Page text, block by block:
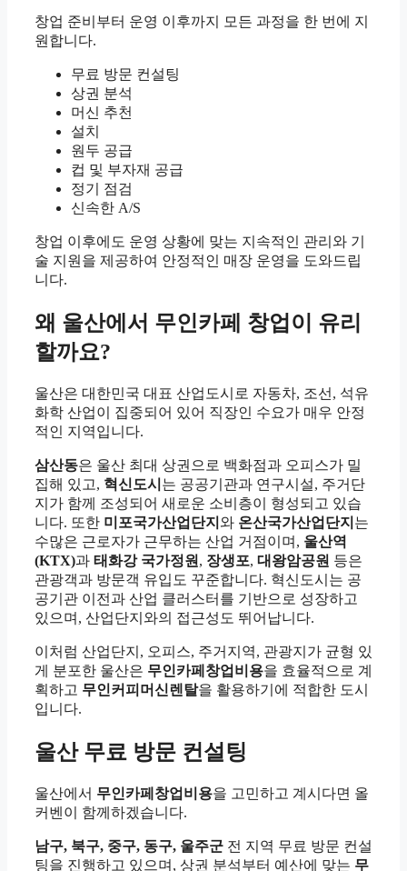
창업 준비부터 운영 이후까지 모든 과정을 한 번에 지
원합니다.
무료 방문 컨설팅
상권 분석
머신 추천
설치
원두 공급
컵 및 부자재 공급
정기 점검
신속한 A/S
창업 이후에도 운영 상황에 맞는 지속적인 관리와 기
술 지원을 제공하여 안정적인 매장 운영을 도와드립
니다.
왜 울산에서 무인카페 창업이 유리
할까요?
울산은 대한민국 대표 산업도시로 자동차, 조선, 석유
화학 산업이 집중되어 있어 직장인 수요가 매우 안정
적인 지역입니다.
삼산동은 울산 최대 상권으로 백화점과 오피스가 밀
집해 있고, 혁신도시 는 공공기관과 연구시설, 주거단
지가 함께 조성되어 새로운 소비층이 형성되고 있습
니다. 또한 미포국가산업단지 와 온산국가산업단지 는
수많은 근로자가 근무하는 산업 거점이며, 울산역
(KTX)과 태화강 국가정원 , 장생포, 대왕암공원 등은
관광객과 방문객 유입도 꾸준합니다. 혁신도시는 공
공기관 이전과 산업 클러스터를 기반으로 성장하고
있으며, 산업단지와의 접근성도 뛰어납니다.
이처럼 산업단지, 오피스, 주거지역, 관광지가 균형 있
게 분포한 울산은 무인카페창업비용을 효율적으로 계
획하고 무인커피머신렌탈을 활용하기에 적합한 도시
입니다.
울산 무료 방문 컨설팅
울산에서 무인카페창업비용을 고민하고 계시다면 올
커벤이 함께하겠습니다.
남구, 북구, 중구, 동구, 울주군 전 지역 무료 방문 컨설
팅을 진행하고 있으며, 상권 분석부터 예산에 맞는 무